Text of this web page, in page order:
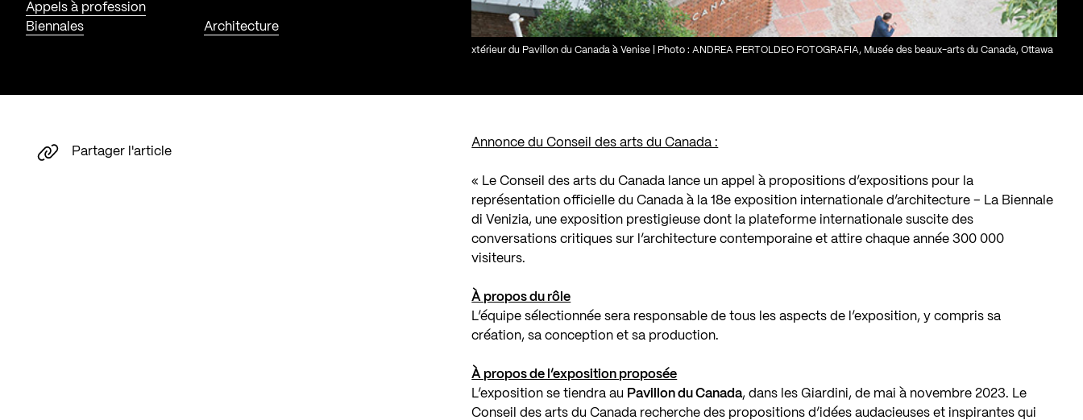
Appels à profession
Biennales
Architecture
xtérieur du Pavillon du Canada à Venise | Photo : ANDREA PERTOLDEO FOTOGRAFIA, Musée des beaux-arts du Canada, Ottawa
Annonce du Conseil des arts du Canada :
« Le Conseil des arts du Canada lance un appel à propositions d’expositions pour la
représentation officielle du Canada à la18e exposition internationale d’architecture – La Biennale
di Venizia, une exposition prestigieuse dont la plateforme internationale suscite des
conversations critiques sur l’architecture contemporaine et attire chaque année 300 000
visiteurs.
À propos du rôle
L’équipe sélectionnée sera responsable de tous les aspects de l’exposition, y compris sa
création, sa conception et sa production.
À propos de l’exposition proposée
L’exposition se tiendra au Pavillon du Canada, dans les Giardini, de mai à novembre 2023. Le
Conseil des arts du Canada recherche des propositions d’idées audacieuses et inspirantes qui
Partager l'article